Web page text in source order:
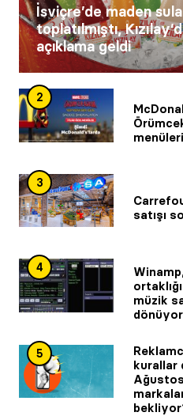
İsviçre’de maden
toplatılmıştı,
açıklama geldi
2
3
satışı
4
müzik
dönüyor
5
kurallar